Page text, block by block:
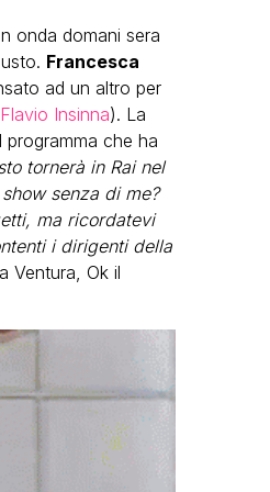
onda domani sera
Francesca
ad un altro per
Insinna). La
che ha
tornerà in Rai nel
senza di me?
ma ricordatevi
i dirigenti della
Ventura, Ok il
lascia tutto:
mie, siete state una
per me”